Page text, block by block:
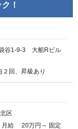
！
谷1-9-3 大船Rビル
回、昇級あり
区
給 20万円～ 固定